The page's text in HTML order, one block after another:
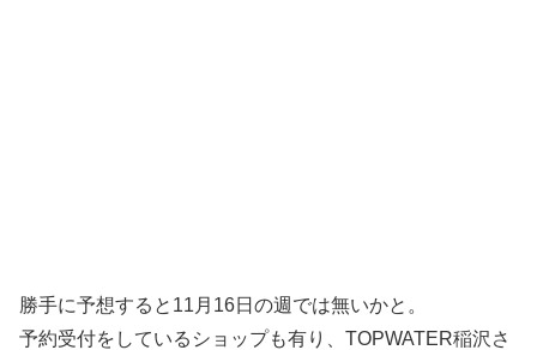
勝手に予想すると11月16日の週では無いかと。
予約受付をしているショップも有り、TOPWATER稲沢さ